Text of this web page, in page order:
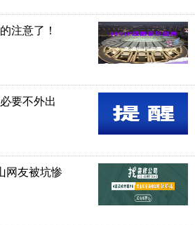
注意了！
要不外出
网友被坑惨